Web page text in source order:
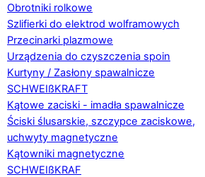
Obrotniki rolkowe
Szlifierki do elektrod wolframowych
Przecinarki plazmowe
Urządzenia do czyszczenia spoin
Kurtyny / Zasłony spawalnicze
SCHWEIßKRAFT
Kątowe zaciski - imadła spawalnicze
Ściski ślusarskie, szczypce zaciskowe,
uchwyty magnetyczne
Kątowniki magnetyczne
SCHWEIßKRAF